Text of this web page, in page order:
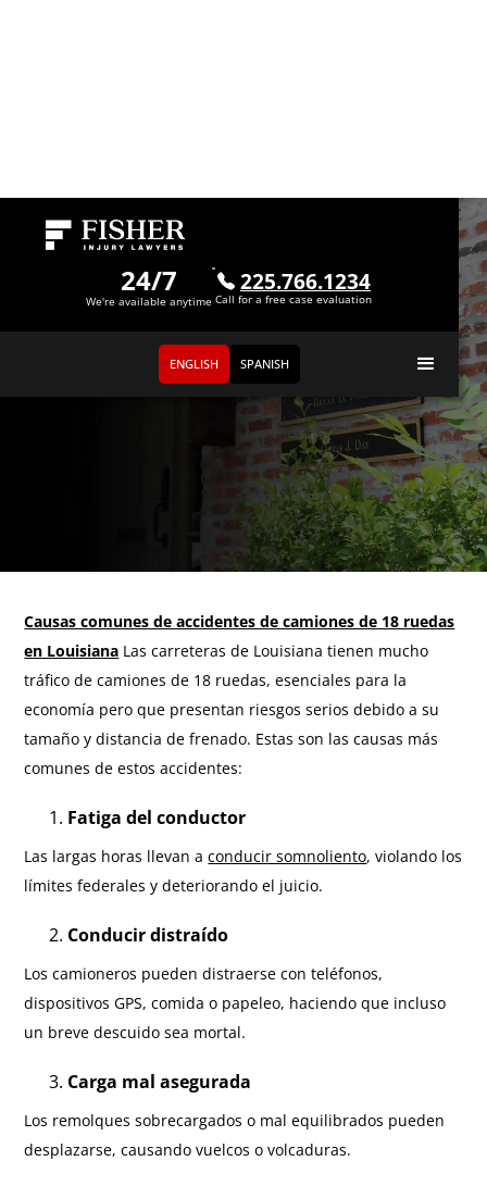
24/7
We're available anytime
225.766.1234
Call for a free case evaluation
ENGLISH SPANISH
Causas comunes de accidentes de camiones de 18 ruedas
en Louisiana Las carreteras de Louisiana tienen mucho
tráfico de camiones de 18 ruedas, esenciales para la
economía pero que presentan riesgos serios debido a su
tamaño y distancia de frenado. Estas son las causas más
comunes de estos accidentes:
Fatiga del conductor
Las largas horas llevan aconducir somnoliento, violando los
límites federales y deteriorando el juicio.
Conducir distraído
Los camioneros pueden distraerse con teléfonos,
dispositivos GPS, comida o papeleo, haciendo que incluso
un breve descuido sea mortal.
Carga mal asegurada
Los remolques sobrecargados o mal equilibrados pueden
desplazarse, causando vuelcos o volcaduras.